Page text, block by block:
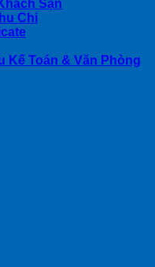
Sạn
Chi
Kế Toán & Văn Phòng